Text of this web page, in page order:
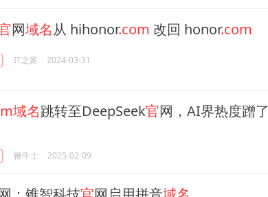
网域名从 hihonor.com 改回 honor.com
IT之家 2024-03-31
域名跳转至DeepSeek官网，AI界热度蹭了
鞭牛士 2025-02-09